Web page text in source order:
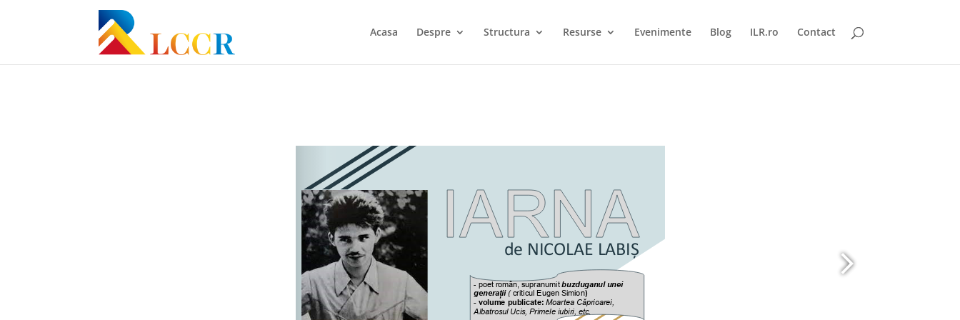
Acasa Despre Structura Resurse Evenimente Blog ILR.ro Contact